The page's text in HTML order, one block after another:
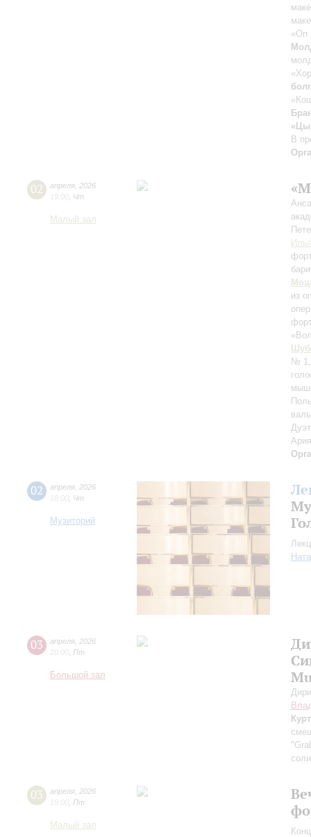
«Оп
В
02 апреля 2026
19:00 Чт
Малый зал
из
№ 1,
02 апреля 2026
18:00 Чт
Музиторий
03 апреля 2026
20:00 Пт
Большой зал
03 апреля 2026
19:00 Пт
Малый зал